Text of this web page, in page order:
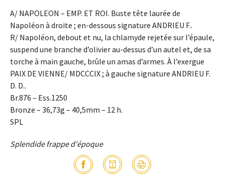
A/ NAPOLEON – EMP. ET ROI. Buste tête laurée de
Napoléon à droite ; en-dessous signature ANDRIEU F..
R/ Napoléon, debout et nu, la chlamyde rejetée sur l’épaule,
suspend une branche d’olivier au-dessus d’un autel et, de sa
torche à main gauche, brûle un amas d’armes. À l’exergue
PAIX DE VIENNE/ MDCCCIX ; à gauche signature ANDRIEU F.
D. D..
Br.876 – Ess.1250
Bronze – 36,73g – 40,5mm – 12 h.
SPL
Splendide frappe d'époque